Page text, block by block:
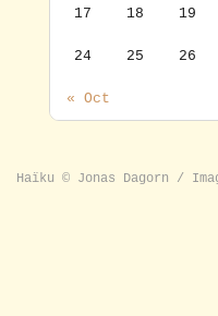
« Oct
17 18 19
24 25 26
Haïku © Jonas Dagorn /